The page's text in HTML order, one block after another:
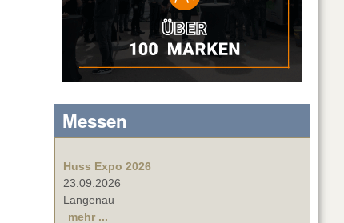
Messen
Huss Expo 2026
23.09.2026
Langenau
mehr ...